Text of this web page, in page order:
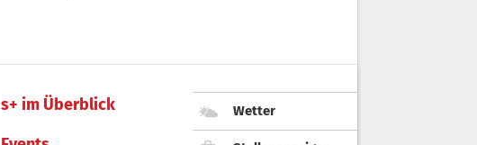
s+ im Überblick Wetter